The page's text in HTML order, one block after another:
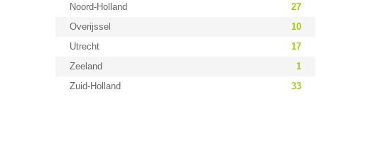
Noord-Holland
27
Overijssel
10
Utrecht
17
Zeeland
1
Zuid-Holland
33